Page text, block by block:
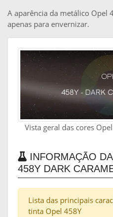
A aparência da metálico Opel
apenas para envernizar.
Vista geral das cores
INFORMAÇÃO
458Y DARK
Lista das principais
tinta Opel 458Y